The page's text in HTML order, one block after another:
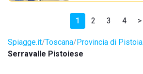
1 2 3 4 >
Spiagge.it Toscana Provincia di Pistoia
Serravalle Pistoiese